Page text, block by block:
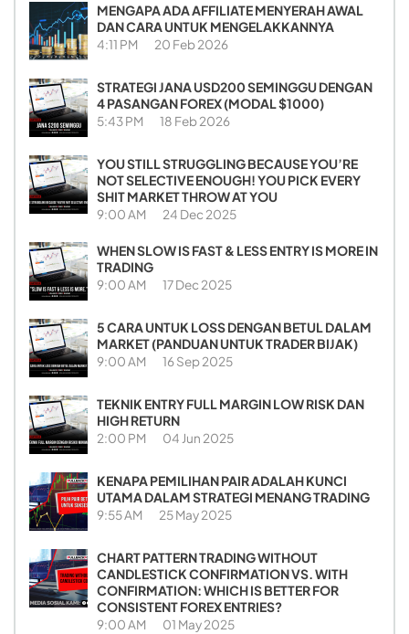
MENGAPA ADA AFFILIATE MENYERAH AWAL
DAN CARA UNTUK MENGELAKKANNYA
4:11 PM 20 Feb 2026
STRATEGI JANA USD200 SEMINGGU DENGAN
4 PASANGAN FOREX (MODAL $1000)
5:43 PM 18 Feb 2026
YOU STILL STRUGGLING BECAUSE YOU’RE
NOT SELECTIVE ENOUGH! YOU PICK EVERY
SHIT MARKET THROW AT YOU
9:00 AM 24 Dec 2025
WHEN SLOW IS FAST & LESS ENTRY IS MORE IN
TRADING
9:00 AM 17 Dec 2025
5 CARA UNTUK LOSS DENGAN BETUL DALAM
MARKET (PANDUAN UNTUK TRADER BIJAK)
9:00 AM 16 Sep 2025
TEKNIK ENTRY FULL MARGIN LOW RISK DAN
HIGH RETURN
2:00 PM 04 Jun 2025
KENAPA PEMILIHAN PAIR ADALAH KUNCI
UTAMA DALAM STRATEGI MENANG TRADING
9:55 AM 25 May 2025
CHART PATTERN TRADING WITHOUT
CANDLESTICK CONFIRMATION VS. WITH
CONFIRMATION: WHICH IS BETTER FOR
CONSISTENT FOREX ENTRIES?
9:00 AM 01 May 2025